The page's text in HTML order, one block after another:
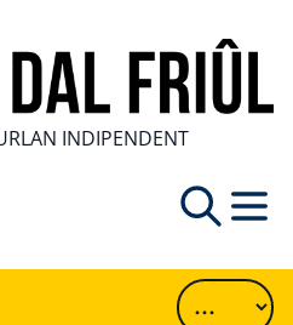
INDIPENDENT